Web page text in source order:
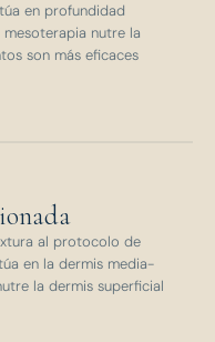
en profundidad
nutre la
son más eficaces
al protocolo de
en la dermis media-
la dermis superficial